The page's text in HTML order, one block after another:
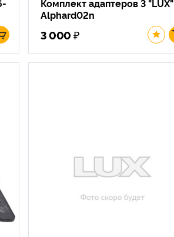
Комплект адаптеров 3 "LUX"
Alphard02n
3 000 ₽